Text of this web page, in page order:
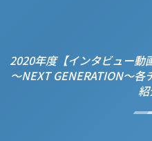
2020年度【インタビュー動
～NEXT GENERATION～
紹